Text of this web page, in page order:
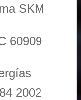
SKM
60909
2002